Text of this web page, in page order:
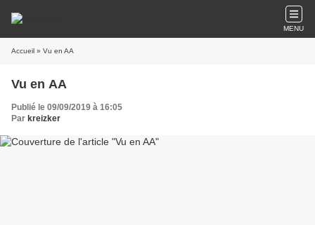
MENU
Accueil » Vu en AA
Vu en AA
Publié le 09/09/2019 à 16:05
Par kreizker